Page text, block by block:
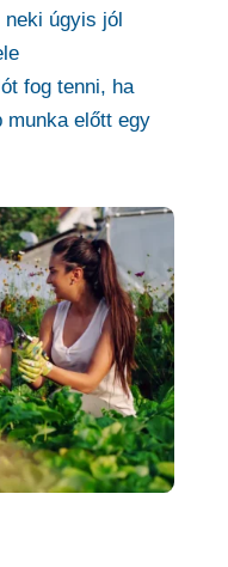
úgyis jól
fog tenni, ha
munka előtt egy